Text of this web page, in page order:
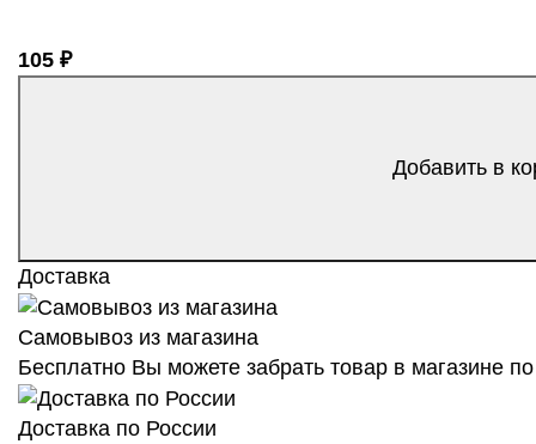
105 ₽
Добавить в
Доставка
Самовывоз из магазина
Бесплатно Вы можете забрать товар в магазине
Доставка по России